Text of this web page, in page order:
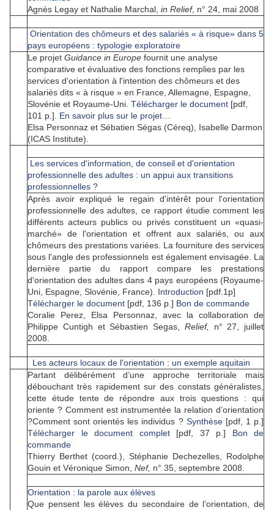
Agnès Legay et Nathalie Marchal, in Relief, n° 24, mai 2008
Orientation des chômeurs et des salariés « à risque» dans 5
pays européens : typologie exploratoire
Le projet Guidance in Europe fournit une analyse
comparative et évaluative des fonctions remplies par les
services d'orientation à l'intention des chômeurs et des
salariés dits « à risque » en France, Allemagne, Espagne,
Slovénie et Royaume-Uni. Télécharger le document [pdf,
101 p.]. En savoir plus sur le projet…
Elsa Personnaz et Sébatien Ségas (Céreq), Isabelle Darmon
(ICAS Institute).
Les services d'information, de conseil et d'orientation
professionnelle des adultes : un appui aux transitions
professionnelles ?
Après avoir expliqué le regain d'intérêt pour l'orientation
professionnelle des adultes, ce rapport étudie comment les
différents acteurs publics ou privés constituent un «quasi-
marché» de l'orientation et offrent aux salariés, ou aux
chômeurs des prestations variées. La fourniture des services
sous l'angle des professionnels est également envisagée. La
dernière partie du rapport compare les prestations
d'orientation des adultes dans 4 pays européens (Royaume-
Uni, Espagne, Slovénie, France). Introduction [pdf.1p]
Télécharger le document [pdf, 136 p.] Bon de commande
Coralie Perez, Elsa Personnaz, avec la collaboration de
Philippe Cuntigh et Sébastien Segas, Relief, n° 27, juillet
2008.
Les acteurs locaux de l'orientation : un exemple aquitain
Partant délibérément d’une approche territoriale mais
débouchant très rapidement sur des constats généralistes,
cette étude tente de répondre aux trois questions : qui
oriente ? Comment est instrumentée la relation d’orientation
?Comment sont orientés les individus ? Synthèse [pdf, 1 p.]
Télécharger le document complet [pdf, 37 p.]
Bon de
commande
Thierry Berthet (coord.), Stéphanie Dechezelles, Rodolphe
Gouin et Véronique Simon, Nef, n° 35, septembre 2008.
Orientation : la parole aux élèves
Que pensent les élèves du secondaire de l’orientation, de